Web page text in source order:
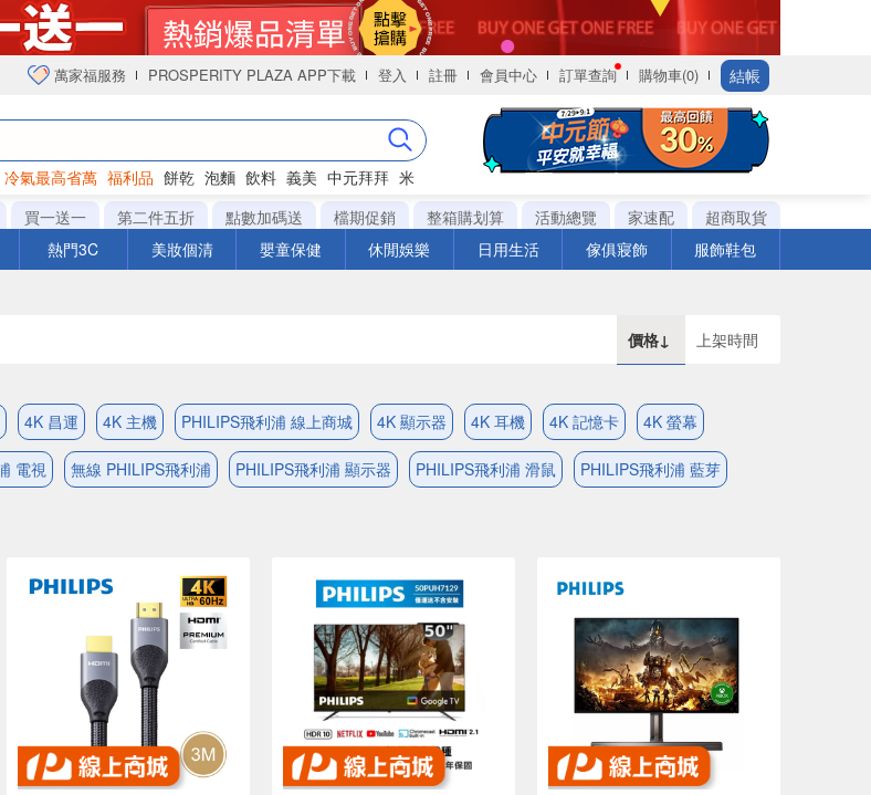
萬家福服務 PROSPERITY PLAZA APP下載 登入 註冊 會員中心 訂單查詢 購物車(0) 結帳
冷氣最高省萬 福利品 餅乾 泡麵 飲料 義美 中元拜拜 米
買一送一 第二件五折 點數加碼送 檔期促銷 整箱購划算 活動總覽 家速配
超商取貨
熱門3C 美妝個清 嬰童保健 休閒娛樂 日用生活 傢俱寢飾 服飾鞋包
價格↓ 上架時間
4K 昌運 4K 主機 PHILIPS飛利浦 線上商城 4K 顯示器 4K 耳機 4K 記憶卡 4K 螢幕
電視 無線 PHILIPS飛利浦 PHILIPS飛利浦 顯示器 PHILIPS飛利浦 滑鼠 PHILIPS飛利浦 藍芽